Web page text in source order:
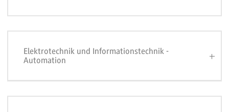
Elektrotechnik und Informationstechnik -
Automation